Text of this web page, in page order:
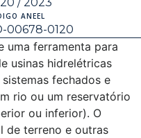
ANEEL
00678-0120
uma ferramenta para
usinas hidrelétricas
fechados e
rio ou um reservatório
ou inferior). O
de terreno e outras